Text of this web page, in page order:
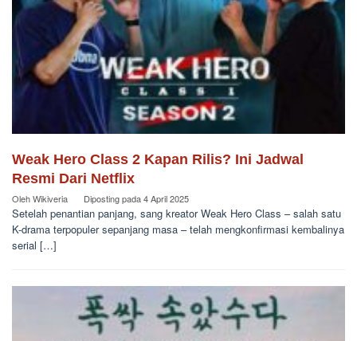
Weak Hero Class 2 Kapan Rilis? Ini Jadwal
Resmi Dari Netflix
OlehWikiveria Diposting pada4 April 2025
Setelah penantian panjang, sang kreator Weak Hero Class – salah satu
K-drama terpopuler sepanjang masa – telah mengkonfirmasi kembalinya
serial […]